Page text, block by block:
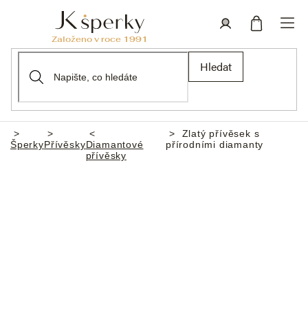
Hledat
Domů
ŠperkyPřívěskyDiamantové
přívěsky
Zlatý přívěsek s
přírodními diamanty